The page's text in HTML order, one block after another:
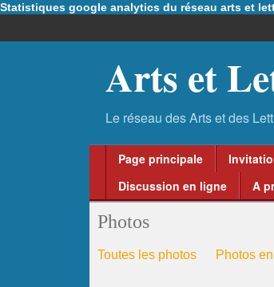
Statistiques google analytics du réseau arts et
Arts et
Page principale
Discussion en ligne
A
Photos
Toutes les photos Photos